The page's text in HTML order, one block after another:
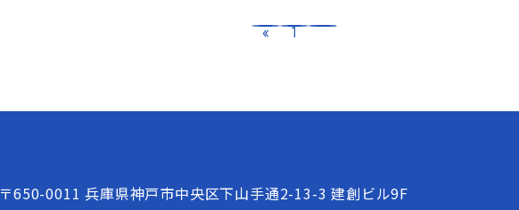
« 1 2
〒650-0011兵庫県神戸市中央区下山手通2-13-3 建創ビル9F